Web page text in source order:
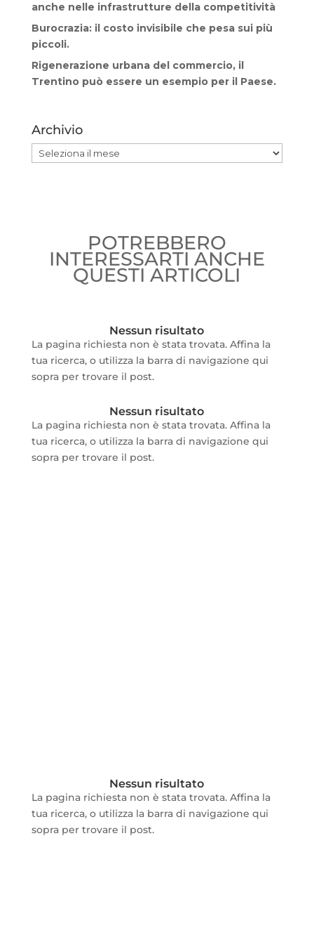
anche nelle infrastrutture della competitività
Burocrazia: il costo invisibile che pesa sui più
piccoli.
Rigenerazione urbana del commercio, il
Trentino può essere un esempio per il Paese.
Archivio
Archivio
POTREBBERO
INTERESSARTI ANCHE
QUESTI ARTICOLI
Nessun risultato
La pagina richiesta non è stata trovata. Affina la
tua ricerca, o utilizza la barra di navigazione qui
sopra per trovare il post.
Nessun risultato
La pagina richiesta non è stata trovata. Affina la
tua ricerca, o utilizza la barra di navigazione qui
sopra per trovare il post.
Nessun risultato
La pagina richiesta non è stata trovata. Affina la
tua ricerca, o utilizza la barra di navigazione qui
sopra per trovare il post.